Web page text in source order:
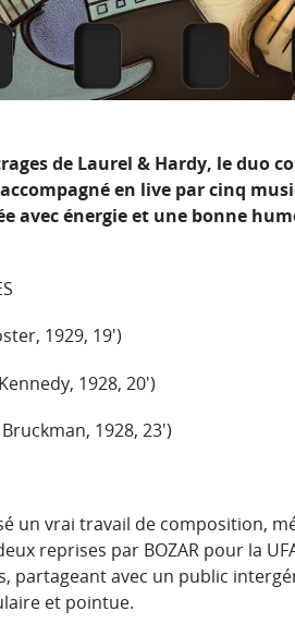
de Laurel & Hardy, le duo
en live par cinq
avec énergie et une bonne
1929, 19′)
1928, 20′)
1928, 23′)
un vrai travail de composition,
reprises par BOZAR pour la
partageant avec un public
et pointue.